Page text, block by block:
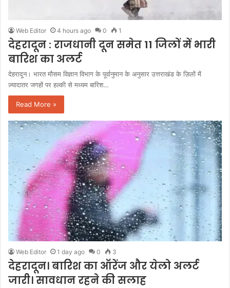
Web Editor 4 hours ago 0 1
देहरादून : राजधानी दून समेत 11 जिलों में भारी
बारिश का अलर्ट
देहरादून। भारत मौसम विज्ञान विभाग के पूर्वानुमान के अनुसार उत्तराखंड के ज़िलों में
ज़्यादातर जगहों पर हल्की से मध्यम बारिश…
Read More »
Web Editor 1 day ago 0 3
देहरादून। बारिश का ऑरेंज और येलो अलर्ट
जारी। सावधान रहने की सलाह